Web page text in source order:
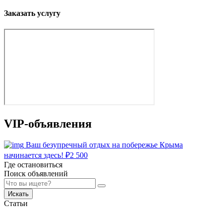
Заказать услугу
VIP-объявления
Ваш безупречный отдых на побережье Крыма
начинается здесь! ₽2 500
Где остановиться
Поиск объявлений
Искать
Статьи